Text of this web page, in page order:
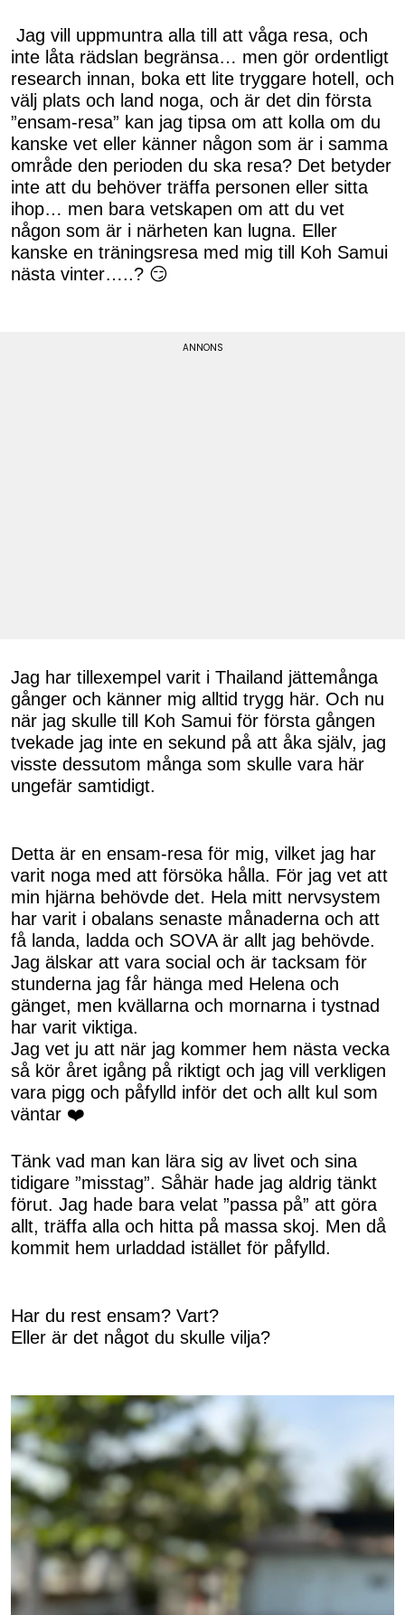
Jag vill uppmuntra alla till att våga resa, och
inte låta rädslan begränsa… men gör ordentligt
research innan, boka ett lite tryggare hotell, och
välj plats och land noga, och är det din första
”ensam-resa” kan jag tipsa om att kolla om du
kanske vet eller känner någon som är i samma
område den perioden du ska resa? Det betyder
inte att du behöver träffa personen eller sitta
ihop… men bara vetskapen om att du vet
någon som är i närheten kan lugna. Eller
kanske en träningsresa med mig till Koh Samui
nästa vinter…..? 😏
Jag har tillexempel varit i Thailand jättemånga
gånger och känner mig alltid trygg här. Och nu
när jag skulle till Koh Samui för första gången
tvekade jag inte en sekund på att åka själv, jag
visste dessutom många som skulle vara här
ungefär samtidigt.
Detta är en ensam-resa för mig, vilket jag har
varit noga med att försöka hålla. För jag vet att
min hjärna behövde det. Hela mitt nervsystem
har varit i obalans senaste månaderna och att
få landa, ladda och SOVA är allt jag behövde.
Jag älskar att vara social och är tacksam för
stunderna jag får hänga med Helena och
gänget, men kvällarna och mornarna i tystnad
har varit viktiga.
Jag vet ju att när jag kommer hem nästa vecka
så kör året igång på riktigt och jag vill verkligen
vara pigg och påfylld inför det och allt kul som
väntar ❤️
Tänk vad man kan lära sig av livet och sina
tidigare ”misstag”. Såhär hade jag aldrig tänkt
förut. Jag hade bara velat ”passa på” att göra
allt, träffa alla och hitta på massa skoj. Men då
kommit hem urladdad istället för påfylld.
Har du rest ensam? Vart?
Eller är det något du skulle vilja?